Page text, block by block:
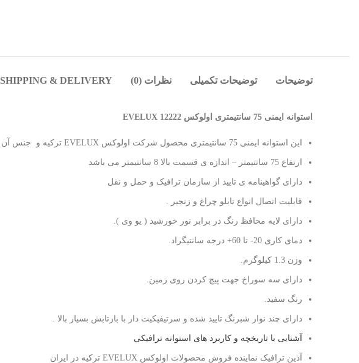
توضیحات توضیحات تکمیلی نظرات (0) SHIPPING & DELIVERY
استوانه ایمنی 75 سانتیمتری اولوکس 12222 EVELUX
این استوانه ایمنی 75 سانتیمتری محصول شرکت اولوکس EVELUX ترکیه و جنس آن از تی پی یو – پیو TPU-PU می باشد.
ارتفاع 75 سانتیمتر – اندازه ی قسمت بالا 8 سانتیمتر می باشد
دارای گواهینامه ی تایید از سازمان ترافیک و حمل و نقل
قابلیت اتصال انواع تابلو چراغ و زنجیر .
دارای لایه محافظ رنگ در برابر نور خورشید ( یو وی ).
دمای کاری 20- تا 60+ درجه سانتیگراد.
وزن 1.3 کیلوگرم.
دارای سه سوراخ جهت پیچ کردن روی زمین.
رنگ سفید.
دارای چند نوار شبرنگ تایید شده و سرتیفیکیت دار با بازتابش بسیار بالا .
آشنایی با تاریخچه و کاربرد های استوانه ترافیکی
آذین ترافیک نماینده فروش محصولات اولوکس EVELUX ترکیه در ایران